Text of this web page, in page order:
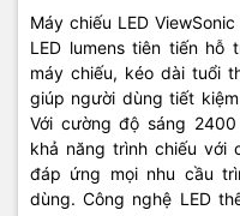
Máy chiếu LED
LED lumens tiên tiến hỗ
máy chiếu, kéo dài tuổi
giúp người dùng tiết
Với cường độ sáng
khả năng trình chiếu với
đáp ứng mọi nhu cầu
dùng. Công nghệ LED